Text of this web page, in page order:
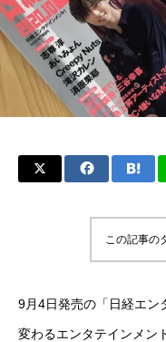
この記事の
9月4日発売の「日経エン
変わるエンタテインメン